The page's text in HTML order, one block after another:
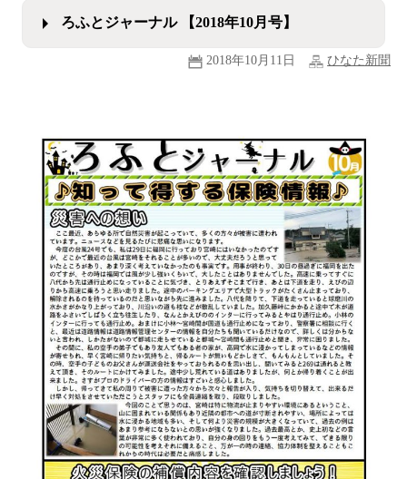
ろふとジャーナル 【2018年10月号】
2018年10月11日 ひなた新聞